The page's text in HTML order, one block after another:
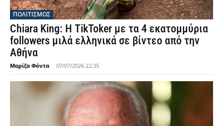
ΠΟΛΙΤΙΣΜΟΣ
Chiara King: Η TikToker με τα 4 εκατομμύρια
followers μιλά ελληνικά σε βίντεο από την
Αθήνα
Μαρίζα Φόντα - 07/07/2026 22:35